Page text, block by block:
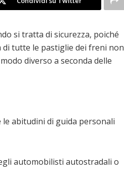
si tratta di sicurezza, poiché
di tutte le pastiglie dei freni non
diverso a seconda delle
le abitudini di guida personali
automobilisti autostradali o